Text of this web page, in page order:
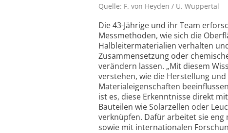
Quelle: F. von Heyden / U. Wuppertal
Die 43-Jährige und ihr Team
Messmethoden, wie sich die
Halbleitermaterialien verhalten
Zusammensetzung oder
verändern lassen. „Mit diesem
verstehen, wie die Herstellung
Materialeigenschaften
ist es, diese Erkenntnisse direkt
Bauteilen wie Solarzellen oder
verknüpfen. Dafür arbeitet sie eng
sowie mit internationalen